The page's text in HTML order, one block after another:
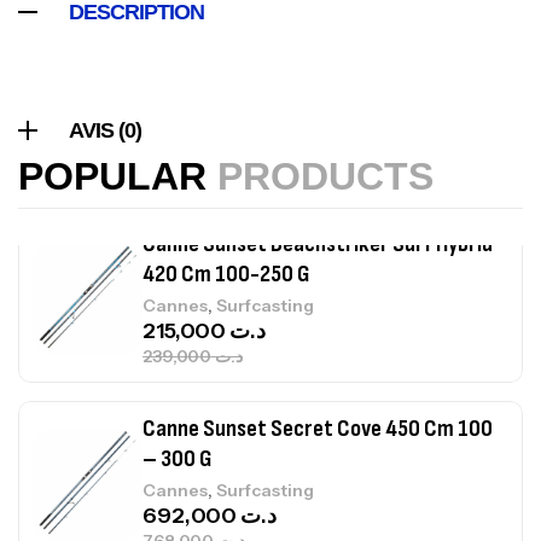
DESCRIPTION
AVIS (0)
POPULAR PRODUCTS
د.ت
د.ت215,000
Canne Sunset Secret Cove 450 Cm 100
– 300 G
Cannes,Surfcasting
د.ت 692,000
Canne Sunset Secret Cove 420 Cm 100
– 300 G
Cannes,Surfcasting
د.ت